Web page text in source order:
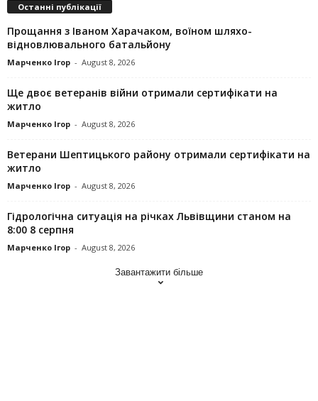
Останні публікації
Прощання з Іваном Харачаком, воїном шляхо-
відновлювального батальйону
Марченко Ігор - August 8, 2026
Ще двоє ветеранів війни отримали сертифікати на
житло
Марченко Ігор - August 8, 2026
Ветерани Шептицького району отримали сертифікати на
житло
Марченко Ігор - August 8, 2026
Гідрологічна ситуація на річках Львівщини станом на
8:00 8 серпня
Марченко Ігор - August 8, 2026
Завантажити більше